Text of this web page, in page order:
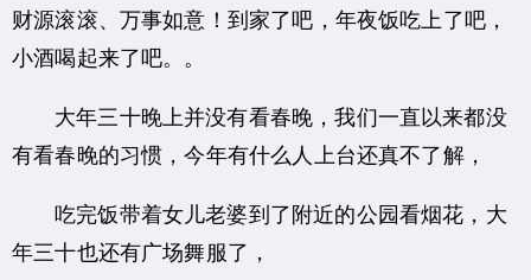
财源滚滚、万事如意！到家了吧，年夜饭吃上了吧，
小酒喝起来了吧。。
大年三十晚上并没有看春晚，我们一直以来都没
有看春晚的习惯，今年有什么人上台还真不了解，
吃完饭带着女儿老婆到了附近的公园看烟花，大
年三十也还有广场舞服了，